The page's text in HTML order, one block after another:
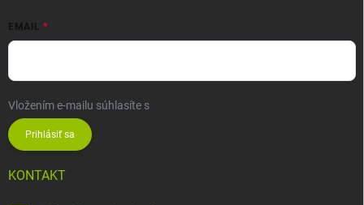
EMAIL
Vložením e-mailu súhlasíte s
Prihlásiť sa
KONTAKT